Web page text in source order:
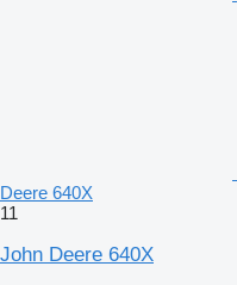
Deere 640X
11
John Deere 640X